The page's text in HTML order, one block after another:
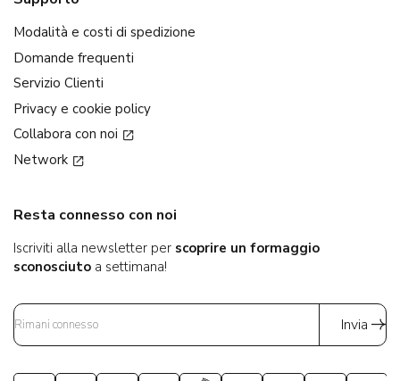
Modalità e costi di spedizione
Domande frequenti
Servizio Clienti
Privacy e cookie policy
Collabora con noi
Network
Resta connesso con noi
Iscriviti alla newsletter per scoprire un formaggio
sconosciuto a settimana!
Invia